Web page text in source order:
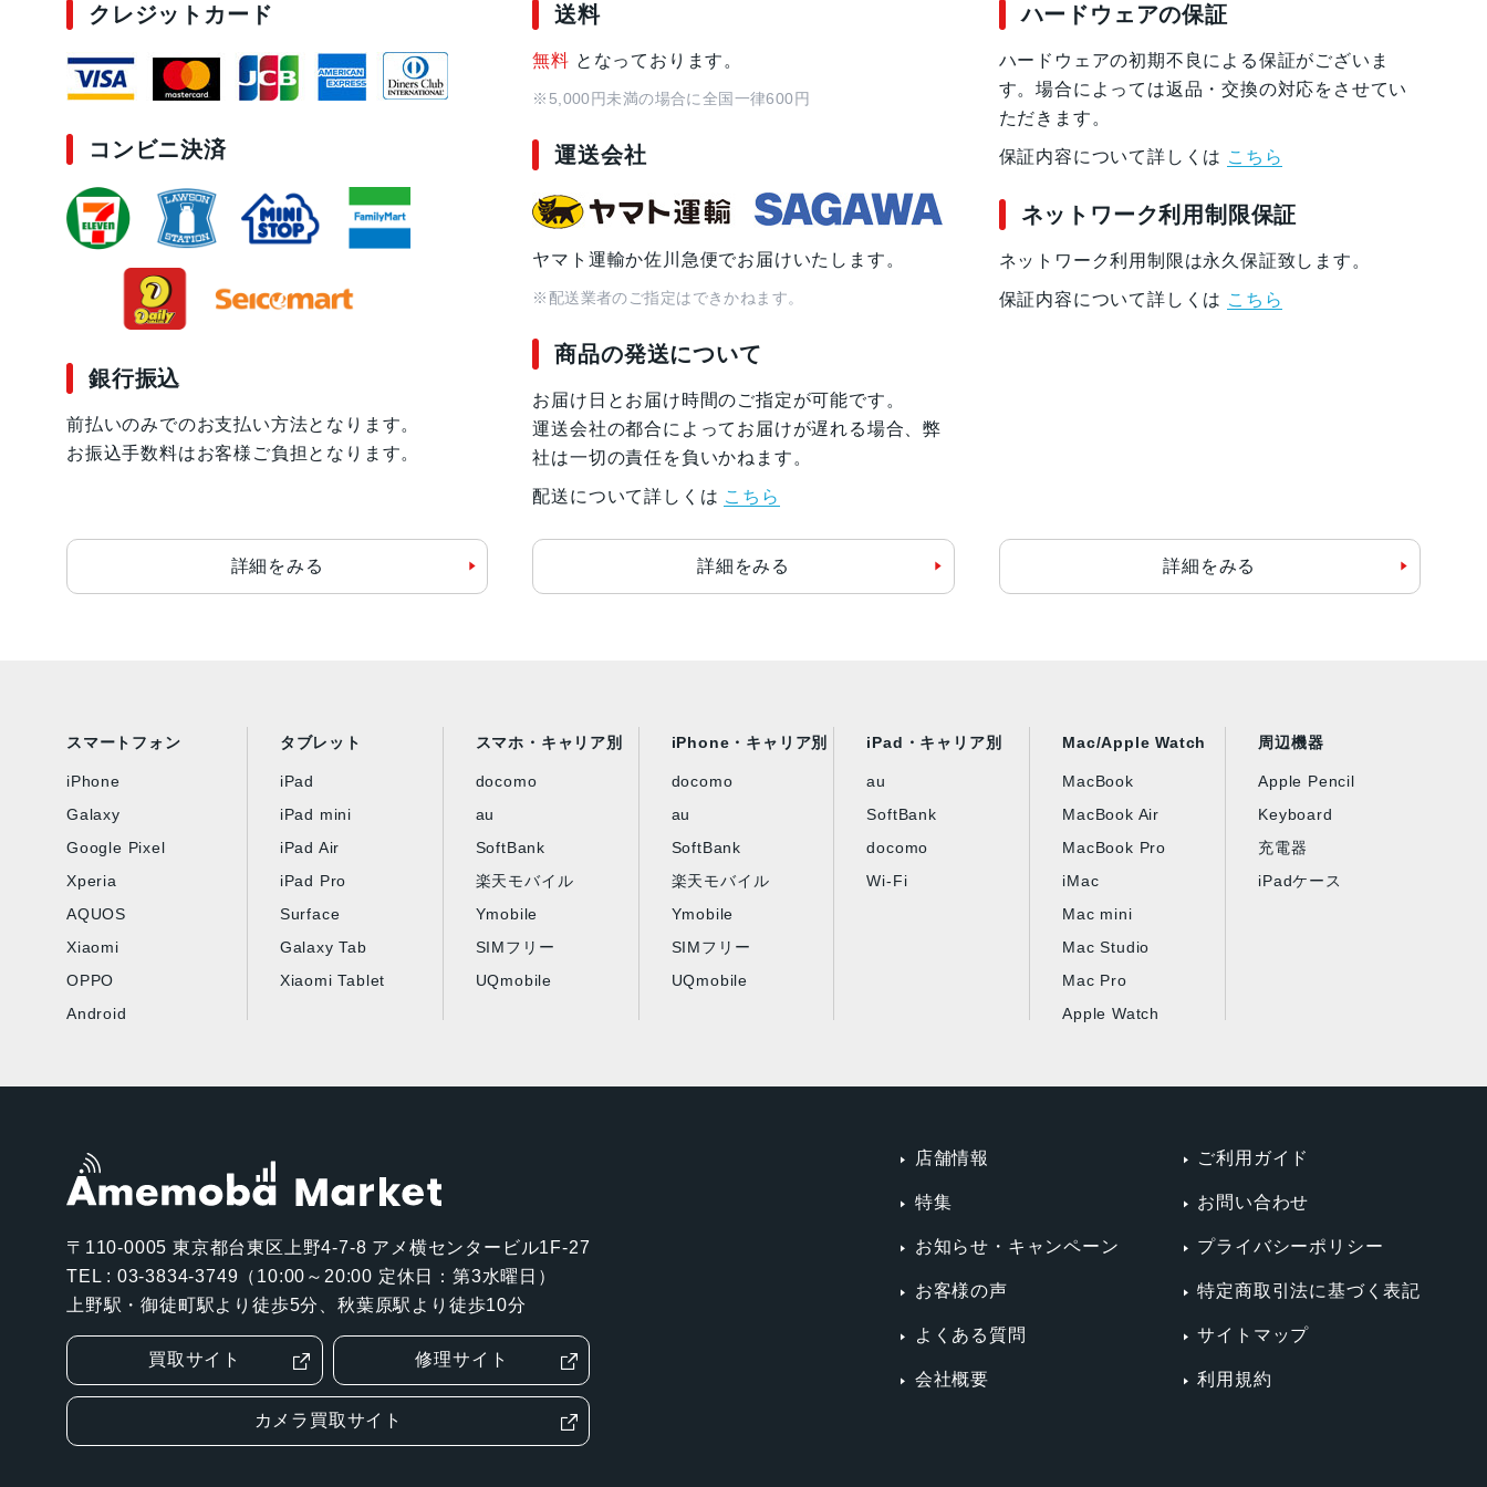
クレジットカード
コンビニ決済
銀行振込
前払いのみでのお支払い方法となります。
お振込手数料はお客様ご負担となります。
詳細をみる
送料
無料 となっております。
※5,000円未満の場合に全国一律600円
運送会社
ヤマト運輸か佐川急便でお届けいたします。
※配送業者のご指定はできかねます。
商品の発送について
お届け日とお届け時間のご指定が可能です。
運送会社の都合によってお届けが遅れる場合、弊
社は一切の責任を負いかねます。
配送について詳しくは こちら
詳細をみる
ハードウェアの保証
ハードウェアの初期不良による保証がございま
す。場合によっては返品・交換の対応をさせてい
ただきます。
保証内容について詳しくは こちら
ネットワーク利用制限保証
ネットワーク利用制限は永久保証致します。
保証内容について詳しくは こちら
詳細をみる
スマートフォン
iPhone
Galaxy
Google Pixel
Xperia
AQUOS
Xiaomi
OPPO
Android
タブレット
iPad
iPad mini
iPad Air
iPad Pro
Surface
Galaxy Tab
Xiaomi Tablet
スマホ・キャリア別
docomo
au
SoftBank
楽天モバイル
Ymobile
SIMフリー
UQmobile
iPhone・キャリア別
docomo
au
SoftBank
楽天モバイル
Ymobile
SIMフリー
UQmobile
iPad・キャリア別
au
SoftBank
docomo
Wi-Fi
Mac/Apple Watch
MacBook
MacBook Air
MacBook Pro
iMac
Mac mini
Mac Studio
Mac Pro
Apple Watch
周辺機器
Apple Pencil
Keyboard
充電器
iPadケース
〒110-0005 東京都台東区上野4-7-8 アメ横センタービル1F-27
TEL : 03-3834-3749（10:00～20:00 定休日：第3水曜日）
上野駅・御徒町駅より徒歩5分、秋葉原駅より徒歩10分
買取サイト 修理サイト
カメラ買取サイト
店舗情報
特集
お知らせ・キャンペーン
お客様の声
よくある質問
会社概要
ご利用ガイド
お問い合わせ
プライバシーポリシー
特定商取引法に基づく表記
サイトマップ
利用規約